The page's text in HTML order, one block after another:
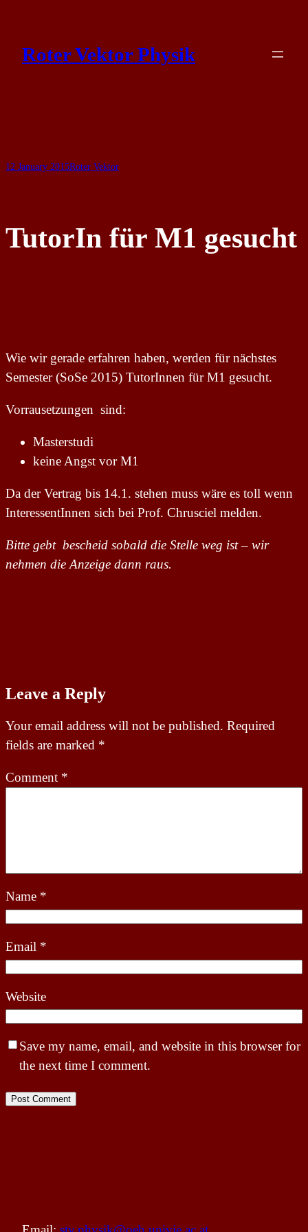
content
Roter Vektor Physik
12 January 2015Roter Vektor
TutorIn für M1 gesucht
Wie wir gerade erfahren haben, werden für nächstes
Semester (SoSe 2015) TutorInnen für M1 gesucht.
Vorrausetzungen sind:
Masterstudi
keine Angst vor M1
Da der Vertrag bis 14.1. stehen muss wäre es toll wenn
InteressentInnen sich bei Prof. Chrusciel melden.
Bitte gebt bescheid sobald die Stelle weg ist – wir
nehmen die Anzeige dann raus.
Leave a Reply
Your email address will not be published. Required
fields are marked *
Comment *
Name *
Email *
Website
Save my name, email, and website in this browser for
the next time I comment.